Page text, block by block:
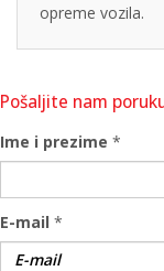
opreme vozila.
Pošaljite nam
Ime i prezime *
E-mail *